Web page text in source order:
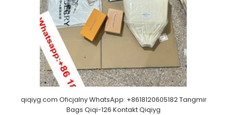
qiqiyg.com Oficjalny WhatsApp: +8618120605182 Tangmir
Bags Qiqi-126 Kontakt Qiqiyg